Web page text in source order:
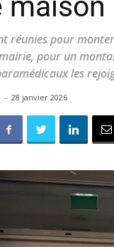
réunies pour
pour un
les
- 28 janvier 2026